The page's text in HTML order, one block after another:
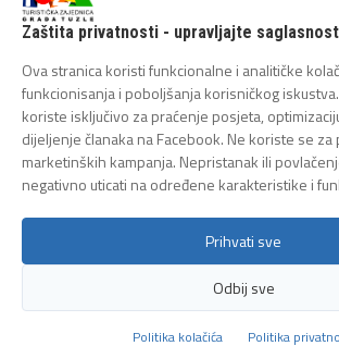
Festival Kaleidoskop
Cum Grano Salis
Ljeto u Tuzli
Tuzlanski polumaraton
Tuzlanska biciklijada
ZAŠTITA LIČNIH PODATAKA
Politika privatnosti
Copyright 2026 - Turistička zajednica grada
Zaštita privatnosti - upravljajte
Ova stranica koristi funkcionalne i analitičke
funkcionisanja i poboljšanja korisničkog
koriste isključivo za praćenje posjeta,
dijeljenje članaka na Facebook. Ne koriste se za
marketinških kampanja. Nepristanak ili
negativno uticati na određene karakteristike i
Prihvati sve
Odbij sve
Politika kolačića Politika